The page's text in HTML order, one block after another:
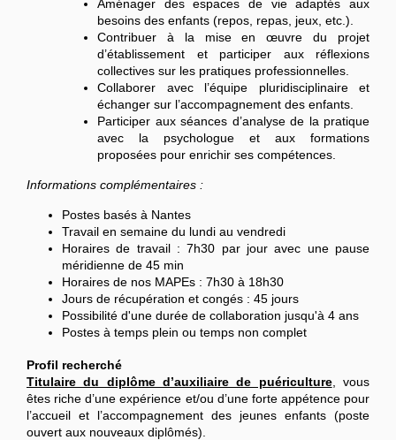
Aménager des espaces de vie adaptés aux
besoins des enfants (repos, repas, jeux, etc.).
Contribuer à la mise en œuvre du projet
d’établissement et participer aux réflexions
collectives sur les pratiques professionnelles.
Collaborer avec l’équipe pluridisciplinaire et
échanger sur l’accompagnement des enfants.
Participer aux séances d’analyse de la pratique
avec la psychologue et aux formations
proposées pour enrichir ses compétences.
Informations complémentaires :
Postes basés à Nantes
Travail en semaine du lundi au vendredi
Horaires de travail : 7h30 par jour avec une pause
méridienne de 45 min
Horaires de nos MAPEs : 7h30 à 18h30
Jours de récupération et congés : 45 jours
Possibilité d'une durée de collaboration jusqu'à 4 ans
Postes à temps plein ou temps non complet
Profil recherché
Titulaire du diplôme d’auxiliaire de puériculture, vous
êtes riche d’une expérience et/ou d’une forte appétence pour
l’accueil et l’accompagnement des jeunes enfants (poste
ouvert aux nouveaux diplômés).